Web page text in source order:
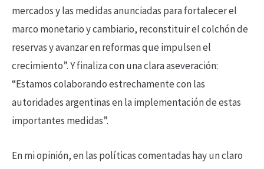
mercados y las medidas anunciadas para fortalecer el
marco monetario y cambiario, reconstituir el colchón de
reservas y avanzar en reformas que impulsen el
crecimiento”. Y finaliza con una clara aseveración:
“Estamos colaborando estrechamente con las
autoridades argentinas en la implementación de estas
importantes medidas”.
En mi opinión, en las políticas comentadas hay un claro